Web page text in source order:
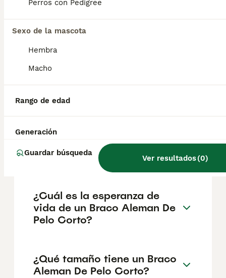
Perros con Pedigree
Sexo de la mascota
Hembra
Macho
Rango de edad
Generación
Guardar búsqueda
Ver resultados(0)
aproximadamente 386€, aunque los precios
ubicación.
¿Cómo es el carácter de
¿Cuáles son las ventajas y
desventajas de la raza Braco
Aleman De Pelo Corto?
¿Cuál es la esperanza de
vida de un Braco Aleman De
Pelo Corto?
¿Qué tamaño tiene un Braco
Aleman De Pelo Corto?